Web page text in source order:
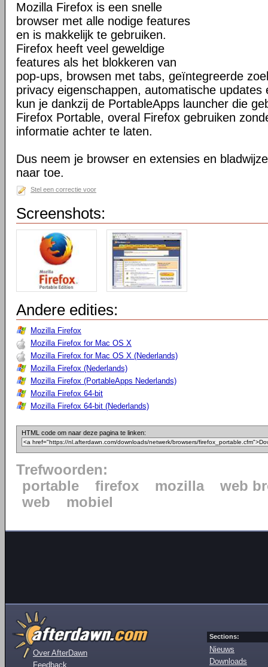
Mozilla Firefox is een snelle
browser met alle nodige features
en is makkelijk te gebruiken.
Firefox heeft veel geweldige
features als het blokkeren van
pop-ups, browsen met tabs, geïntegreerde
privacy eigenschappen, automatische updates
kun je dankzij de PortableApps launcher die
Firefox Portable, overal Firefox gebruiken
informatie achter te laten.
Dus neem je browser en extensies en
naar toe.
Stel een correctie voor
Screenshots:
Andere edities:
Mozilla Firefox
Mozilla Firefox for Mac OS X
Mozilla Firefox for Mac OS X (Nederlands)
Mozilla Firefox (Nederlands)
Mozilla Firefox (PortableApps Nederlands)
Mozilla Firefox 64-bit
Mozilla Firefox 64-bit (Nederlands)
HTML code om naar deze pagina te linken:
Trefwoorden:
portable
firefox mozilla
web
web
mobiel
Over AfterDawn
Feedback
Sections:
Nieuws
Downloads